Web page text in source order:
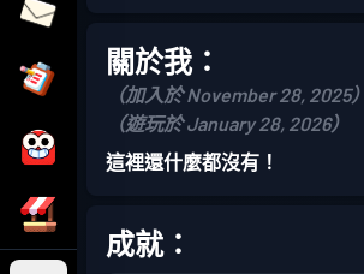
關於我：
（加入於 November 28, 2025）
（遊玩於 January 28, 2026）
這裡還什麼都沒有！
成就：